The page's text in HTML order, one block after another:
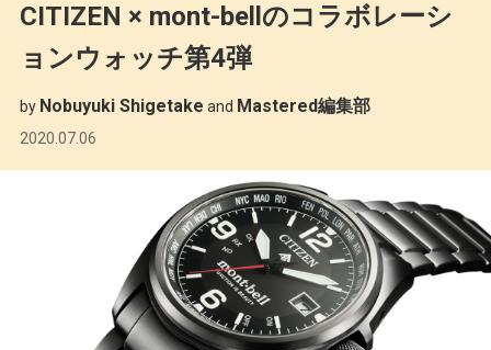
CITIZEN × mont-bellのコラボレーシ
ョンウォッチ第4弾
by Nobuyuki Shigetake and Mastered編集部
2020.07.06